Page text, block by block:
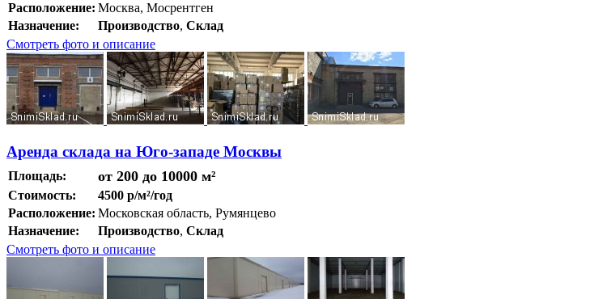
Расположение: Москва, Мосрентген
Назначение:
Производство, Склад
Смотреть фото и описание
Аренда склада на Юго-западе Москвы
Площадь: от 200 до 10000 м²
Стоимость:
4500 р/м²/год
Расположение: Московская область, Румянцево
Назначение:
Производство, Склад
Смотреть фото и описание